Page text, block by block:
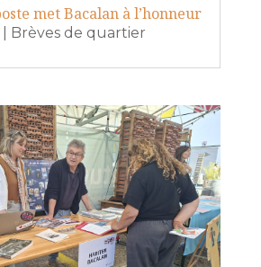
met Bacalan à l’honneur
Brèves de quartier